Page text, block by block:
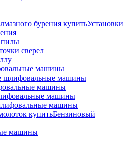
Установки
сверел
машины
шлифовальные машины
машины
машины
машины
Бензиновый
машины